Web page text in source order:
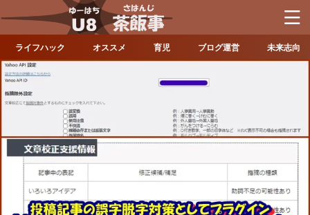
ライフハック オススメ 育児 ブログ運営 未来志向